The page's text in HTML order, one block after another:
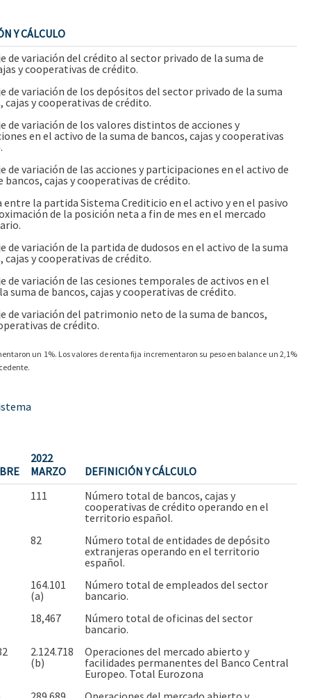
Y CÁLCULO
de variación del crédito al sector privado de la suma de
y cooperativas de crédito.
de variación de los depósitos del sector privado de la suma
cajas y cooperativas de crédito.
de variación de los valores distintos de acciones y
en el activo de la suma de bancos, cajas y cooperativas
de variación de las acciones y participaciones en el activo de
bancos, cajas y cooperativas de crédito.
la partida Sistema Crediticio en el activo y en el pasivo
de la posición neta a fin de mes en el mercado
de variación de la partida de dudosos en el activo de la suma
cajas y cooperativas de crédito.
de variación de las cesiones temporales de activos en el
suma de bancos, cajas y cooperativas de crédito.
de variación del patrimonio neto de la suma de bancos,
de crédito.
un 1%. Los valores de renta fija incrementaron su peso en balance un 2,1%
2022
MARZO
DEFINICIÓN Y CÁLCULO
111
Número total de bancos, cajas y
cooperativas de crédito operando en el
territorio español.
82
Número total de entidades de depósito
extranjeras operando en el territorio
español.
164.101
(a)
Número total de empleados del sector
bancario.
18,467
Número total de oficinas del sector
bancario.
2.124.718
(b)
Operaciones del mercado abierto y
facilidades permanentes del Banco Central
Europeo. Total Eurozona